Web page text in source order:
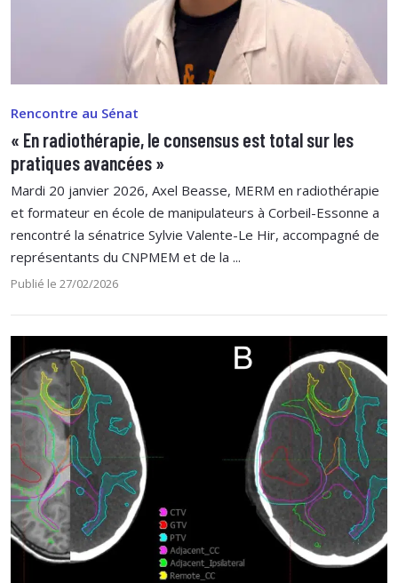
Rencontre au Sénat
« En radiothérapie, le consensus est total sur les
pratiques avancées »
Mardi 20 janvier 2026, Axel Beasse, MERM en radiothérapie
et formateur en école de manipulateurs à Corbeil-Essonne a
rencontré la sénatrice Sylvie Valente-Le Hir, accompagné de
représentants du CNPMEM et de la ...
Publié le 27/02/2026